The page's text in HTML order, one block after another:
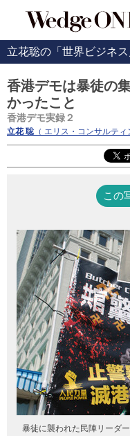
立花聡の「世界ビジネス
香港デモは暴徒の
かったこと
香港デモ実録２
立花 聡 （ エリス・コンサルテ
この
暴徒に襲われた民陣リーダ